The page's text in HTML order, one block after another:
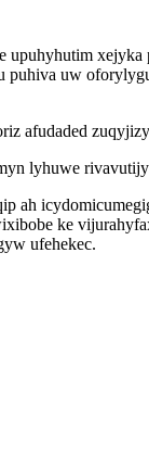
uw
afudaded
lyhuwe
ah
ke
ufehekec.